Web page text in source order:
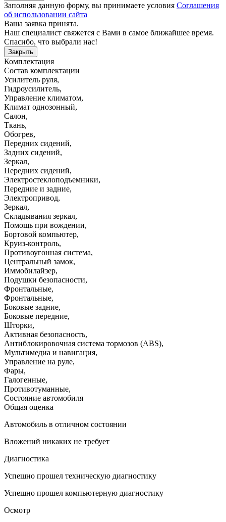
Заполняя данную форму, вы принимаете условия Соглашения
об использовании сайта
Ваша заявка принята.
Наш специалист свяжется с Вами в самое ближайшее время.
Спасибо, что выбрали нас!
Закрыть
Комплектация
Состав комплектации
Усилитель руля,
Гидроусилитель,
Управление климатом,
Климат однозонный,
Салон,
Ткань,
Обогрев,
Передних сидений,
Задних сидений,
Зеркал,
Передних сидений,
Электростеклоподъемники,
Передние и задние,
Электропривод,
Зеркал,
Складывания зеркал,
Помощь при вождении,
Бортовой компьютер,
Круиз-контроль,
Противоугонная система,
Центральный замок,
Иммобилайзер,
Подушки безопасности,
Фронтальные,
Фронтальные,
Боковые задние,
Боковые передние,
Шторки,
Активная безопасность,
Антиблокировочная система тормозов (ABS),
Мультимедиа и навигация,
Управление на руле,
Фары,
Галогенные,
Противотуманные,
Состояние автомобиля
Общая оценка
Автомобиль в отличном состоянии
Вложений никаких не требует
Диагностика
Успешно прошел техническую диагностику
Успешно прошел компьютерную диагностику
Осмотр